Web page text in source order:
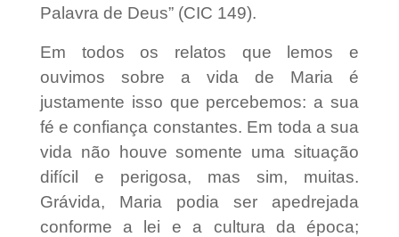
Palavra de Deus” (CIC 149).
Em todos os relatos que lemos e
ouvimos sobre a vida de Maria é
justamente isso que percebemos: a sua
fé e confiança constantes. Em toda a sua
vida não houve somente uma situação
difícil e perigosa, mas sim, muitas.
Grávida, Maria podia ser apedrejada
conforme a lei e a cultura da época;